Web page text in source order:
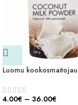
Luomu
4.00€ – 36.00€